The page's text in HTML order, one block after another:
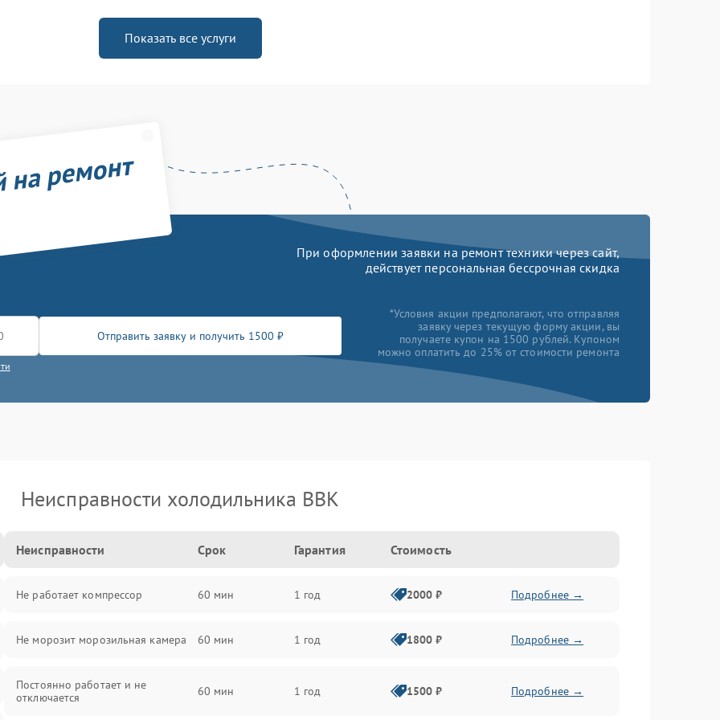
Показать все услуги
ремонт
При оформлении заявки на ремонт техники через сайт,
действует персональная бессрочная скидка
Отправить заявку и получить 1500 ₽
*Условия акции предполагают, что отправляя
заявку через текущую форму акции, вы
получаете купон на 1500 рублей. Купоном
можно оплатить до 25% от стоимости ремонта
Неисправности холодильника BBK
Неисправности Срок Гарантия Стоимость
Не работает компрессор 60 мин 1 год 2000 ₽ Подробнее →
Не морозит морозильная камера 60 мин 1 год 1800 ₽ Подробнее →
Постоянно работает и не
отключается
60 мин 1 год 1500 ₽ Подробнее →